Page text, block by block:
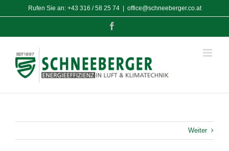
Rufen Sie an: +43 316 / 58 25 74 office@schneeberger.co.at
Weiter